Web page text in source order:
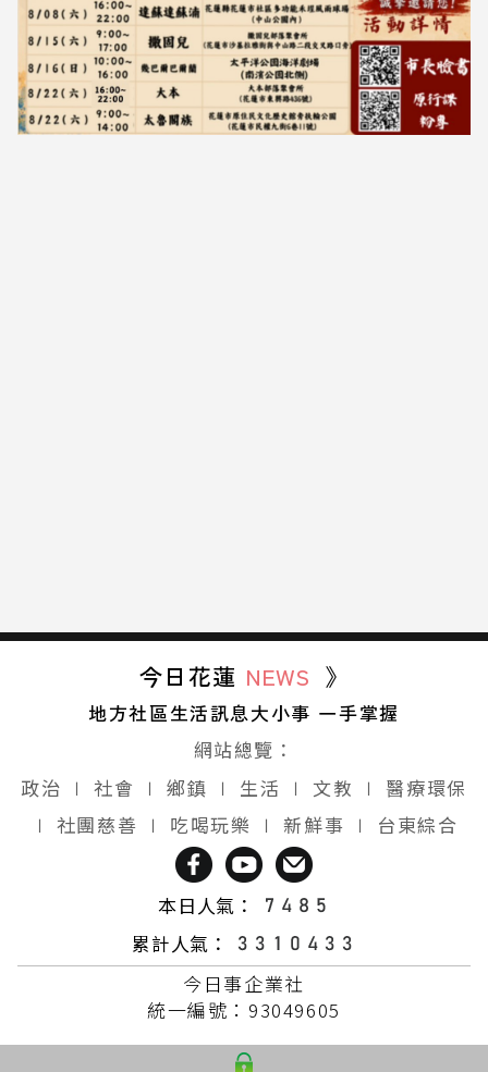
今日花蓮 NEWS 》
地方社區生活訊息大小事 一手掌握
網站總覽：
政治 ∣ 社會 ∣ 鄉鎮 ∣ 生活 ∣ 文教 ∣
醫療環保
∣ 社團慈善 ∣ 吃喝玩樂 ∣ 新鮮事 ∣ 台東綜合
本日人氣：
累計人氣：
今日事企業社
統一編號：93049605